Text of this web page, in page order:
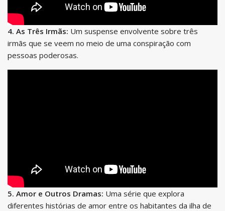
4. As Três Irmãs: Um suspense envolvente sobre três
irmãs que se veem no meio de uma conspiração com
pessoas poderosas.
5. Amor e Outros Dramas: Uma série que explora
diferentes histórias de amor entre os habitantes da ilha de